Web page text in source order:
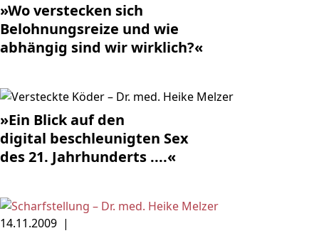
»Wo verstecken sich
Belohnungsreize und wie
abhängig sind wir wirklich?«
»Ein Blick auf den
digital beschleunigten Sex
des 21. Jahrhunderts ....«
14.11.2009 |